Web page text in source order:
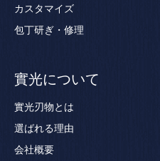
カスタマイズ
包丁研ぎ・修理
實光について
實光刃物とは
選ばれる理由
会社概要